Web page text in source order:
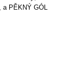
a PĚKNÝ GÓL